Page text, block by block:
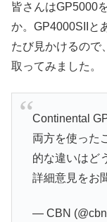
皆さんはGP5000
か。GP4000SIIと
たび見かけるので
取ってみました。
Continental
両方を使った
的な違いはど
詳細意見をお
— CBN